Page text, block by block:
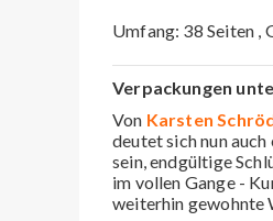
Umfang: 38 Seiten ,
Verpackungen
Von Karsten
deutet sich nun
sein, endgültige
im vollen Gange -
weiterhin gewohnte